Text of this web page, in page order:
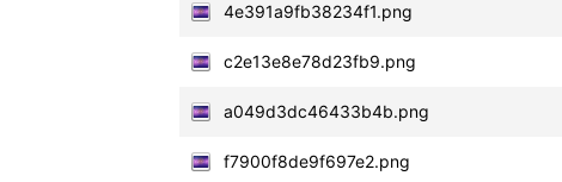
4e391a9fb38234f1.png
c2e13e8e78d23fb9.png
a049d3dc46433b4b.png
f7900f8de9f697e2.png